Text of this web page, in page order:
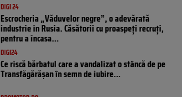
DIGI 24
Escrocheria „Văduvelor negre”, o adevărată
industrie în Rusia. Căsătorii cu proaspeți recruți,
pentru a încasa...
DIGI24
Ce riscă bărbatul care a vandalizat o stâncă de pe
Transfăgărășan în semn de iubire...